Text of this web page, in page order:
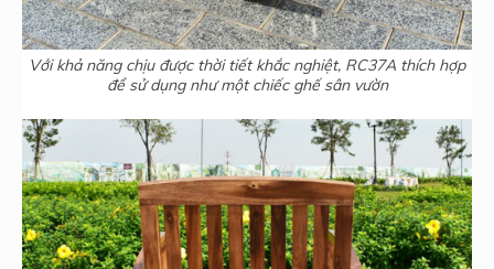
Với khả năng chịu được thời tiết khắc nghiệt, RC37A thích hợp
để sử dụng như một chiếc ghế sân vườn